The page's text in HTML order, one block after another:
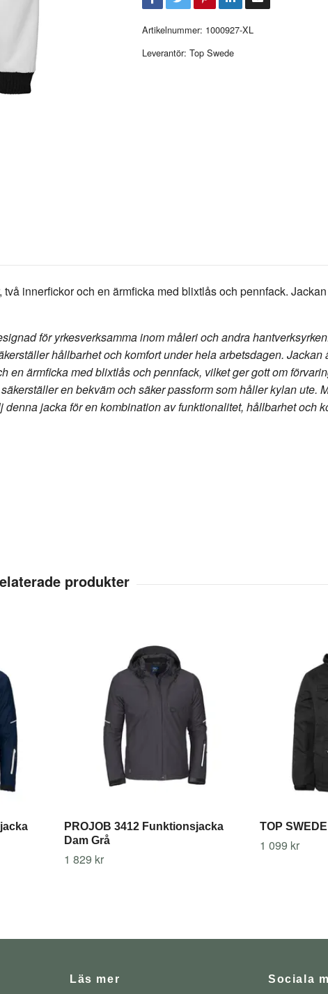
Artikelnummer: 1000927-XL
Leverantör: Top Swede
innerfickor och en ärmficka med blixtlås och pennfack.
för yrkesverksamma inom måleri och andra
hållbarhet och komfort under hela arbetsdagen. Jackan
en ärmficka med blixtlås och pennfack, vilket ger gott om
en bekväm och säker passform som håller kylan ute.
jacka för en kombination av funktionalitet, hållbarhet och
PROJOB 3412 Funktionsjacka
Dam Grå
1 829 kr
TOP
1 099 kr
Läs mer Sociala